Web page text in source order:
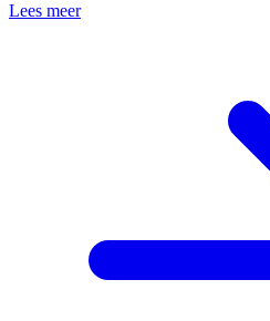
Lees meer